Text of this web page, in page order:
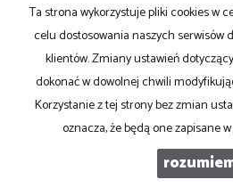
tel.608-80-88-06
biuro@capital-invest.pl
biuro czynne: od poniedziałku do
Mieszkaniana wynajem
Domyna wynajem
Działkina wynajem
na wynajem
na wynajem
Ta strona wykorzystuje pliki cookies w
celu dostosowania naszych serwisów
klientów. Zmiany ustawień
dokonać w dowolnej chwili
Korzystanie z tej strony bez zmian
oznacza, że będą one zapisane